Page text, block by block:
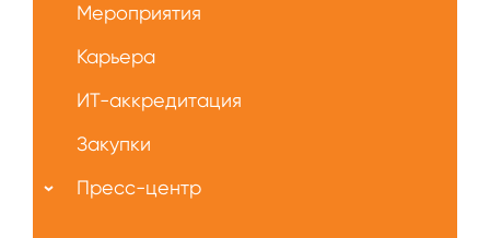
Мероприятия
Карьера
ИТ-аккредитация
Закупки
Пресс-центр